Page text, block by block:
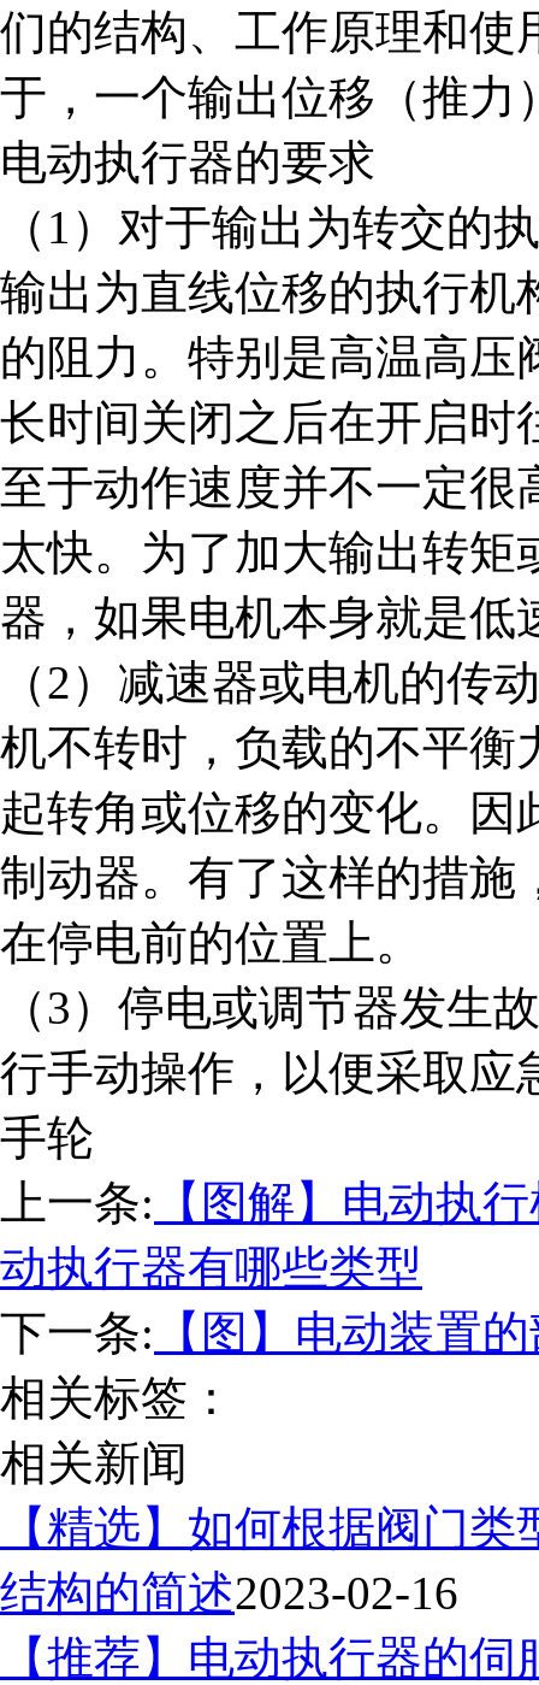
们的结构、工作原理和使
于，一个输出位移（推力
电动执行器的要求
（ 1 ）对于输出为转交的
输出为直线位移的执行机
的阻力。特别是高温高
长时间关闭之后在开启时
至于动作速度并不一定很
太快。为了加大输出转
器，如果电机本身就是低
（2）减速器或电机的传
机不转时，负载的不平衡
起转角或位移的变化。
制动器。有了这样的措施
在停电前的位置上。
（3）停电或调节器发生
行手动操作，以便采取应
手轮
上一条: 【图解】电动执
动执行器有哪些类型
下一条: 【图】电动装置
相关标签：
相关新闻
【精选】如何根据阀门
结构的简述2023-02-16
【推荐】电动执行器的